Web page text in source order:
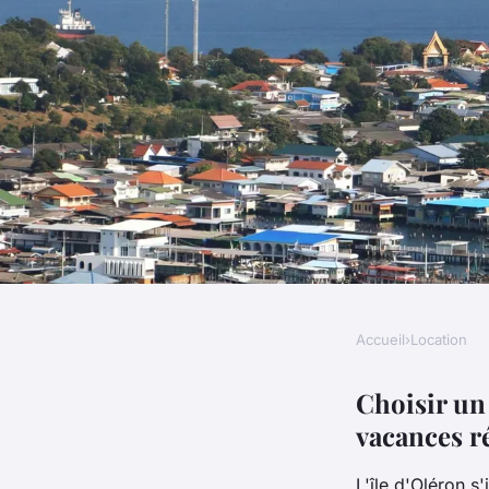
Sélectionner le
d'Oléron pour vos
Accueil›Location
Choisir
vacances